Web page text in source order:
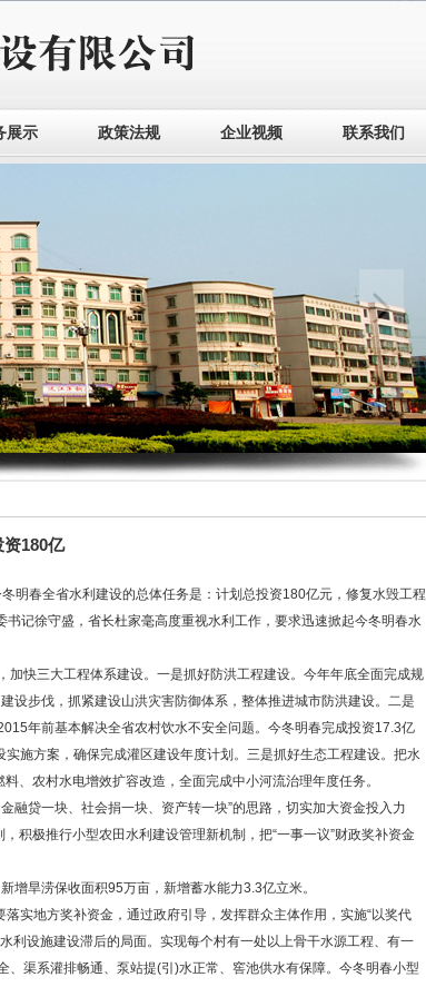
展示 政策法规 企业视频 联系我们
180亿
明春全省水利建设的总体任务是：计划总投资180亿元，修复水毁工程
记徐守盛，省长杜家毫高度重视水利工作，要求迅速掀起今冬明春水
快三大工程体系建设。一是抓好防洪工程建设。今年年底全面完成规
设步伐，抓紧建设山洪灾害防御体系，整体推进城市防洪建设。二是
年前基本解决全省农村饮水不安全问题。今冬明春完成投资17.3亿
施方案，确保完成灌区建设年度计划。三是抓好生态工程建设。把水
、农村水电增效扩容改造，全面完成中小河流治理年度任务。
贷一块、社会捐一块、资产转一块”的思路，切实加大资金投入力
积极推行小型农田水利建设管理新机制，把“一事一议”财政奖补资金
旱涝保收面积95万亩，新增蓄水能力3.3亿立米。
地方奖补资金，通过政府引导，发挥群众主体作用，实施“以奖代
利设施建设滞后的局面。实现每个村有一处以上骨干水源工程、有一
渠系灌排畅通、泵站提(引)水正常、窖池供水有保障。今冬明春小型